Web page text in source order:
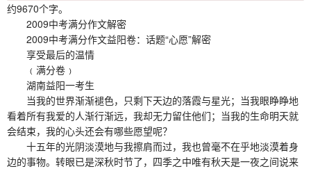
约9670个字。
2009中考满分作文解密
2009中考满分作文益阳卷：话题“心愿”解密
享受最后的温情
﹙满分卷﹚
湖南益阳一考生
当我的世界渐渐褪色，只剩下天边的落霞与星光；当我眼睁睁地
看着所有我爱的人渐行渐远，我却无力留住他们；当我的生命明天就
会结束，我的心头还会有哪些愿望呢？
十五年的光阴淡漠地与我擦肩而过，我也曾毫不在乎地淡漠着身
边的事物。转眼已是深秋时节了，四季之中唯有秋天是一夜之间说来